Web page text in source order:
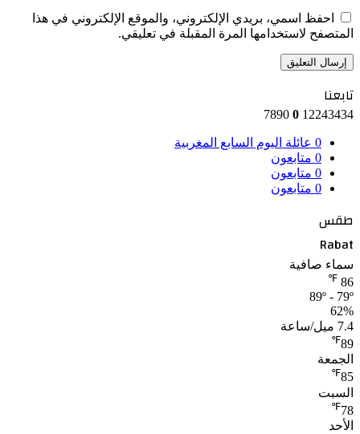
احفظ اسمي، بريدي الإلكتروني، والموقع الإلكتروني في هذا
المتصفح لاستخدامها المرة المقبلة في تعليقي.
تابعنا
12243434
0
0 عائلة اليوم السابع المغربية
0 متابعون
0 متابعون
0 متابعون
طقس
Rabat
سماء صافية
86
℉
89º - 79º
62%
7.4 ميل/ساعة
89
℉
الجمعة
85
℉
السبت
78
℉
الأحد